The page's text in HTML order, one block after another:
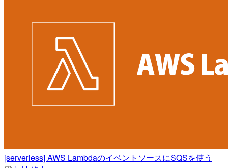
[serverless] AWS LambdaのイベントソースにSQSを使う